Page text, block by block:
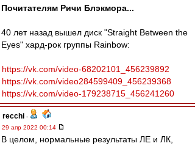
Почитателям Ричи Блэкмора...
40 лет назад вышел диск "Straight Between the
Eyes" хард-рок группы Rainbow:
https://vk.com/video-68202101_456239892
https://vk.com/video284599409_456239368
https://vk.com/video-179238715_456241260
recchi -
29 апр 2022 00:14
В целом, нормальные результаты ЛЕ и ЛК,